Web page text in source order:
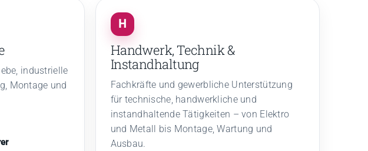
industrielle
Montage und
H
Handwerk, Technik &
Instandhaltung
Fachkräfte und gewerbliche Unterstützung
für technische, handwerkliche und
instandhaltende Tätigkeiten – von Elektro
und Metall bis Montage, Wartung und
Ausbau.